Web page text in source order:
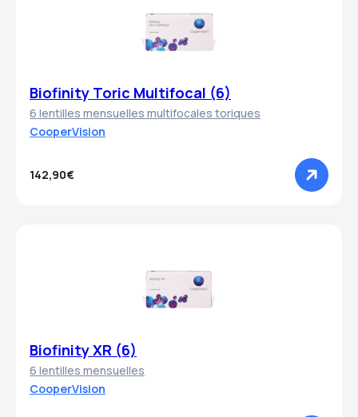
Biofinity Toric Multifocal (6)
6 lentilles mensuelles multifocales toriques
CooperVision
142,90€
Biofinity XR (6)
6 lentilles mensuelles
CooperVision